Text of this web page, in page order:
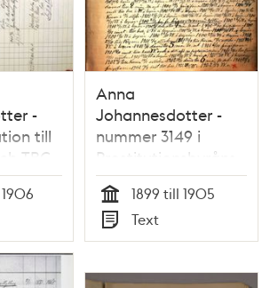
-
till
TBC
Anna
Johannesdotter -
nummer 3149 i
Prostitutionsbyråns
rullor
Tid
1899 till 1905
Typ
Text